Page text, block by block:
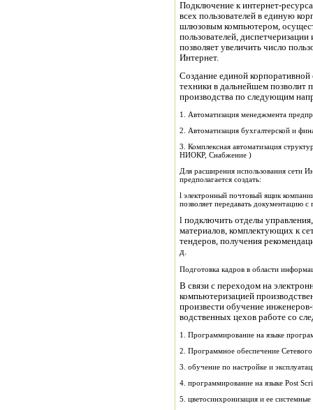
Подключение к интернет-
всех пользователей в единую
шлюзовым компьютером,
пользователей,
позволяет увеличить число
Интернет.
Создание единой
техники в дальнейшем позволит
производства по следующим
1. Автоматизация менеджмента
2. Автоматизация бухгалтерской и
3. Комплексная автоматизация
НИОКР, Снабжение )
Для расширения использования сети
предполагается создать:
l электронный почтовый ящик
позволяет передавать документацию
l подключить отделы
материалов, комплектующих к
тендеров, получения
д.
Подготовка кадров в области
В связи с переходом на
компьютеризацией
произвести обучение
водственных цехов работе со
1. Программирование на языке
2. Программное обеспечение
3. обучение по настройке и
4. программирование на языке Post
5. цветосинхронизация и ее системные